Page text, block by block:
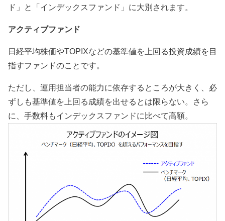
ド」と「インデックスファンド」に大別されます。
アクティブファンド
日経平均株価やTOPIXなどの基準値を上回る投資成績を目
指すファンドのことです。
ただし、運用担当者の能力に依存するところが大きく、必
ずしも基準値を上回る成績を出せるとは限らない。さら
に、手数料もインデックスファンドに比べて高額。